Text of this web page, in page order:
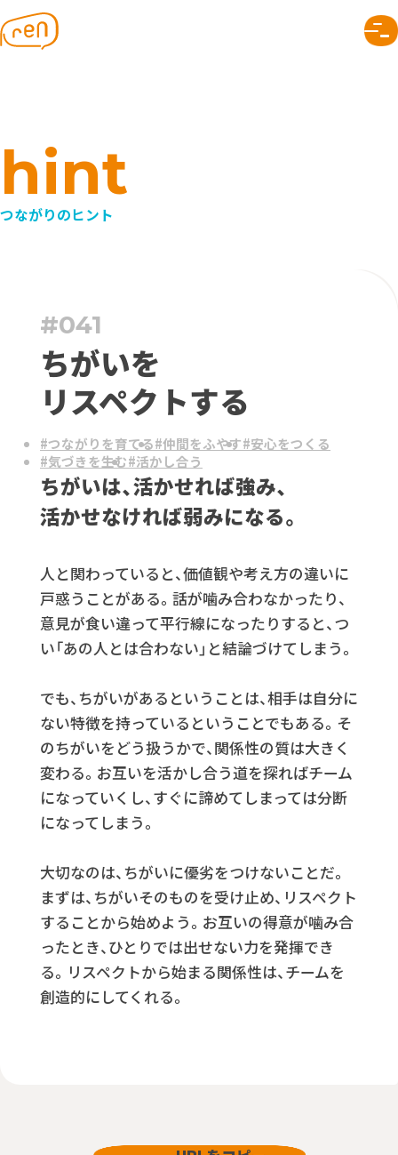
株式会社ren｜つながりのデザイン
トップページ
renについて
なぜつながり？
会社のこと
できること
プロジェクト
つながりのヒント
読みもの
お知らせ
よくあるご質問
採用情報・パートナー募集
renの会社案内
相談する
ぜひぜひ
Instagram
X
Facebook
個人情報保護方針
特定商取引法に基づく表記
つながりのヒント
ちがいを
リスペクトする
#041
#つながりを育てる#仲間をふやす#安心をつくる
#気づきを生む#活かし合う
ちがいは、活かせれば強み、
活かせなければ弱みになる。
人と関わっていると、価値観や考え方の違いに
戸惑うことがある。話が噛み合わなかったり、
意見が食い違って平行線になったりすると、つ
い「あの人とは合わない」と結論づけてしまう。
でも、ちがいがあるということは、相手は自分に
ない特徴を持っているということでもある。そ
のちがいをどう扱うかで、関係性の質は大きく
変わる。お互いを活かし合う道を探ればチーム
になっていくし、すぐに諦めてしまっては分断
になってしまう。
大切なのは、ちがいに優劣をつけないことだ。
まずは、ちがいそのものを受け止め、リスペクト
することから始めよう。お互いの得意が噛み合
ったとき、ひとりでは出せない力を発揮でき
る。リスペクトから始まる関係性は、チームを
創造的にしてくれる。